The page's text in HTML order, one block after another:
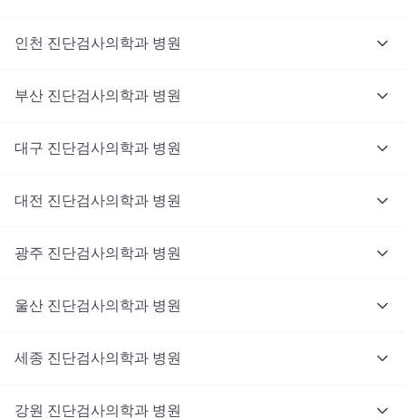
인천 진단검사의학과 병원
부산 진단검사의학과 병원
대구 진단검사의학과 병원
대전 진단검사의학과 병원
광주 진단검사의학과 병원
울산 진단검사의학과 병원
세종 진단검사의학과 병원
강원 진단검사의학과 병원